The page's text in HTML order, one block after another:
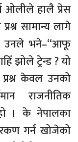
ओलीले हालै प्रेस
सामान्य लागे
उनले भने–“आफू
झोले ट्रेन्ड ? यो
केवल उनको
राजनीतिक
। के नेपालका
गर्न खोजेको